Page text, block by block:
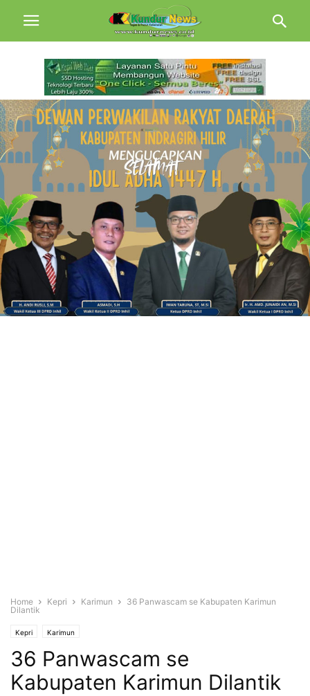
Home Kepri Karimun
36 Panwascam se Kabupaten Karimun
Dilantik
Kepri Karimun
36 Panwascam se
Kabupaten Karimun Dilantik